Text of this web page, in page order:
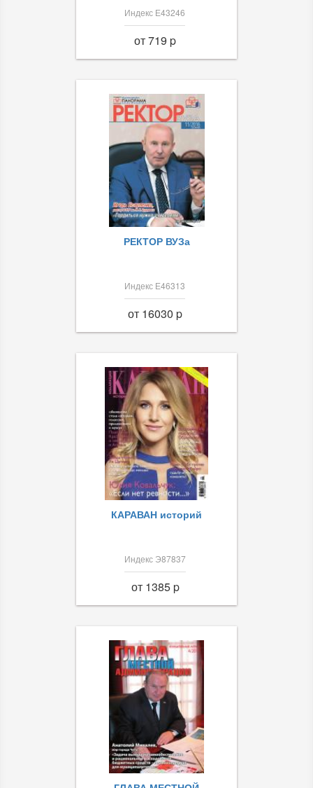
Индекс Е43246
от 719 p
РЕКТОР ВУЗа
Индекс Е46313
от 16030 p
КАРАВАН историй
Индекс Э87837
от 1385 p